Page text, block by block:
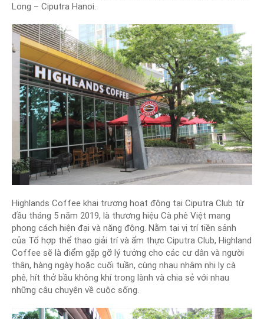
Long – Ciputra Hanoi.
Highlands Coffee khai trương hoạt động tại Ciputra Club từ
đầu tháng 5 năm 2019, là thương hiệu Cà phê Việt mang
phong cách hiện đại và năng động. Nằm tại vị trí tiền sảnh
của Tổ hợp thể thao giải trí và ẩm thực Ciputra Club, Highland
Coffee sẽ là điểm gặp gỡ lý tưởng cho các cư dân và người
thân, hàng ngày hoặc cuối tuần, cùng nhau nhâm nhi ly cà
phê, hít thở bầu không khí trong lành và chia sẻ với nhau
những câu chuyện về cuộc sống.